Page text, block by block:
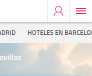
HOTELES EN